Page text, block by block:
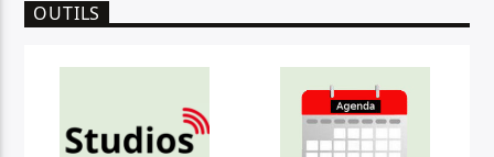
OUTILS